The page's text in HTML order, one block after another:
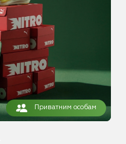
Приватним особам